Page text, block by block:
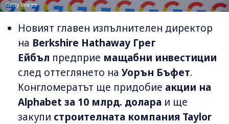
Getty Images
Новият главен изпълнителен директор
на Berkshire Hathaway Грег
Ейбъл предприе мащабни инвестиции
след оттеглянето на Уорън Бъфет.
Конгломератът ще придобие акции на
Alphabet за 10 млрд. долара и ще
закупи строителната компания Taylor